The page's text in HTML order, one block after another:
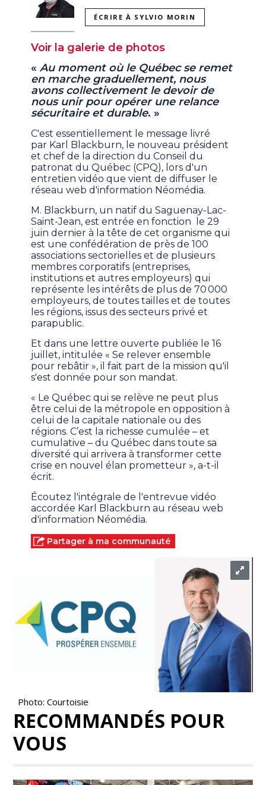
ÉCRIRE À SYLVIO MORIN
Voir la galerie de photos
«Au moment où le Québec se remet
en marche graduellement, nous
avons collectivement le devoir de
nous unir pour opérer une relance
sécuritaire et durable. »
C'est essentiellement le message livré
par Karl Blackburn, le nouveau président
et chef de la direction du Conseil du
patronat du Québec (CPQ), lors d'un
entretien vidéo que vient de diffuser le
réseau web d'information Néomédia.
M. Blackburn, un natif du Saguenay-Lac-
Saint-Jean, est entrée en fonction le 29
juin dernier à la tête de cet organisme qui
est une confédération de près de 100
associations sectorielles et de plusieurs
membres corporatifs (entreprises,
institutions et autres employeurs) qui
représente les intérêts de plus de 70 000
employeurs, de toutes tailles et de toutes
les régions, issus des secteurs privé et
parapublic.
Et dans une lettre ouverte publiée le 16
juillet, intitulée « Se relever ensemble
pour rebâtir », il fait part de la mission qu'il
s'est donnée pour son mandat.
« Le Québec qui se relève ne peut plus
être celui de la métropole en opposition à
celui de la capitale nationale ou des
régions. C’est la richesse cumulée – et
cumulative – du Québec dans toute sa
diversité qui arrivera à transformer cette
crise en nouvel élan prometteur », a-t-il
écrit.
Écoutez l'intégrale de l'entrevue vidéo
accordée Karl Blackburn au réseau web
d'information Néomédia.
Partager à ma communauté
Photo: Courtoisie
RECOMMANDÉS POUR
VOUS